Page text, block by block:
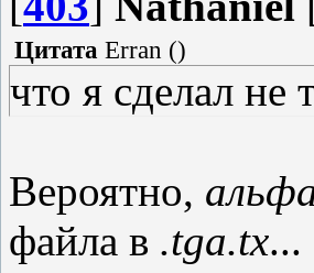
Цитата Erran ()
что я сделал не
Вероятно,
файла в .tga.tx...